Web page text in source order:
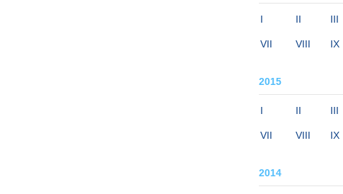
I II III
VII VIII IX
2015
I II III
VII VIII IX
2014